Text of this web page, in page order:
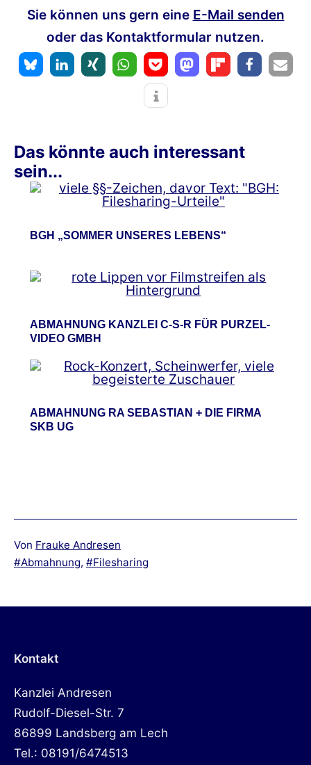
Sie können uns gern eine E-Mail senden
oder das Kontaktformular nutzen.
Das könnte auch interessant
sein...
BGH „SOMMER UNSERES LEBENS“
ABMAHNUNG KANZLEI C-S-R FÜR PURZEL-
VIDEO GMBH
ABMAHNUNG RA SEBASTIAN + DIE FIRMA
SKB UG
Von Frauke Andresen
Verschlagwortet
Abmahnung, Filesharing
Kontakt
Kanzlei Andresen
Rudolf-Diesel-Str. 7
86899 Landsberg am Lech
Tel.: 08191/6474513